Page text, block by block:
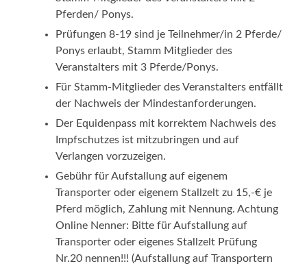
Pferden/ Ponys.
Prüfungen 8-19 sind je Teilnehmer/in 2 Pferde/
Ponys erlaubt, Stamm­ Mitglieder des
Veranstalters mit 3 Pferde/Ponys.
Für Stamm-Mitglieder des Veranstalters entfällt
der Nachweis der Mindestanforderungen.
Der Equidenpass mit korrektem Nachweis des
Impfschutzes ist mitzubringen und auf
Verlangen vorzuzeigen.
Gebühr für Aufstallung auf eigenem
Transporter oder eigenem Stallzelt zu 15,-€ je
Pferd möglich, Zahlung mit Nennung. Achtung
Online­ Nenner: Bitte für Aufstallung auf
Transporter oder eigenes Stallzelt Prüfung
Nr.20 nennen!!! (Aufstallung auf Transportern